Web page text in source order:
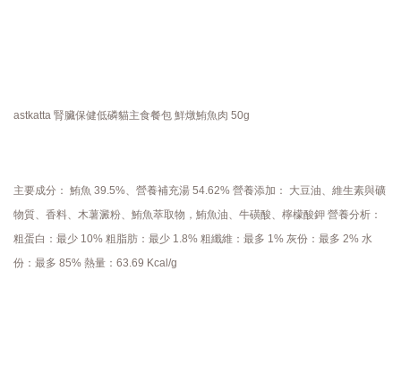
astkatta 腎臟保健低磷貓主食餐包 鮮燉鮪魚肉 50g
主要成分： 鮪魚 39.5%、營養補充湯 54.62% 營養添加： 大豆油、維生素與礦
物質、香料、木薯澱粉、鮪魚萃取物，鮪魚油、牛磺酸、檸檬酸鉀 營養分析：
粗蛋白：最少 10% 粗脂肪：最少 1.8% 粗纖維：最多 1% 灰份：最多 2% 水
份：最多 85% 熱量：63.69 Kcal/g